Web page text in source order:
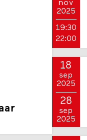
13
nov
2025
19:30
18
sep
2025
28
sep